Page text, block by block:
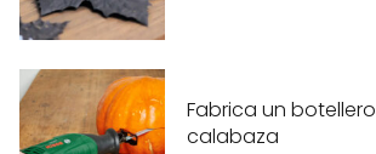
Fabrica un
calabaza